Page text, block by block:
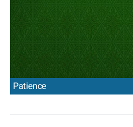
Patience